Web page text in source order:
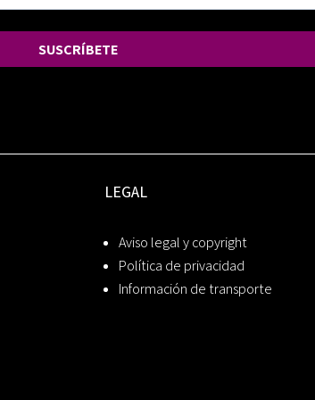
SUSCRÍBETE
LEGAL
Aviso legal y copyright
Política de privacidad
Información de transporte